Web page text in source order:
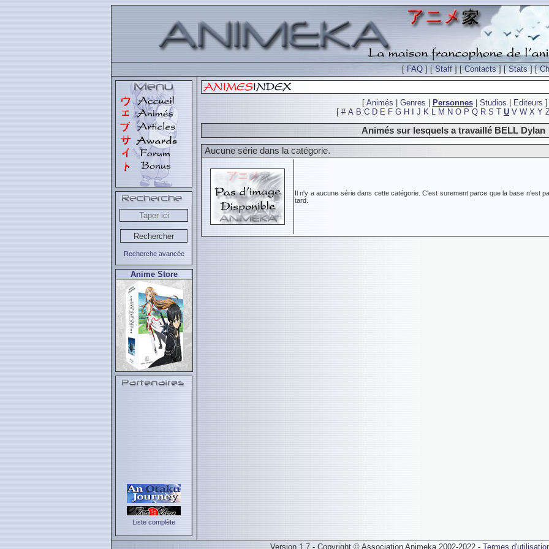
[FAQ ] [Staff ] [Contacts] [Stats] [
Recherche avancée
Anime Store
Liste complète
[ Animés Genres Personnes| Studios Editeurs ]
[ # A B C D E F G H J K L M N O P Q R S T U V W X Y
Animés sur lesquels a travaillé BELL Dylan
Aucune série dans la catégorie.
Il n'y a aucune série dans cette catégorie. C'est surement parce que la base n'est
tard.
Version 1.7 - Copyright © Association Animeka 2002-2022 - Termes